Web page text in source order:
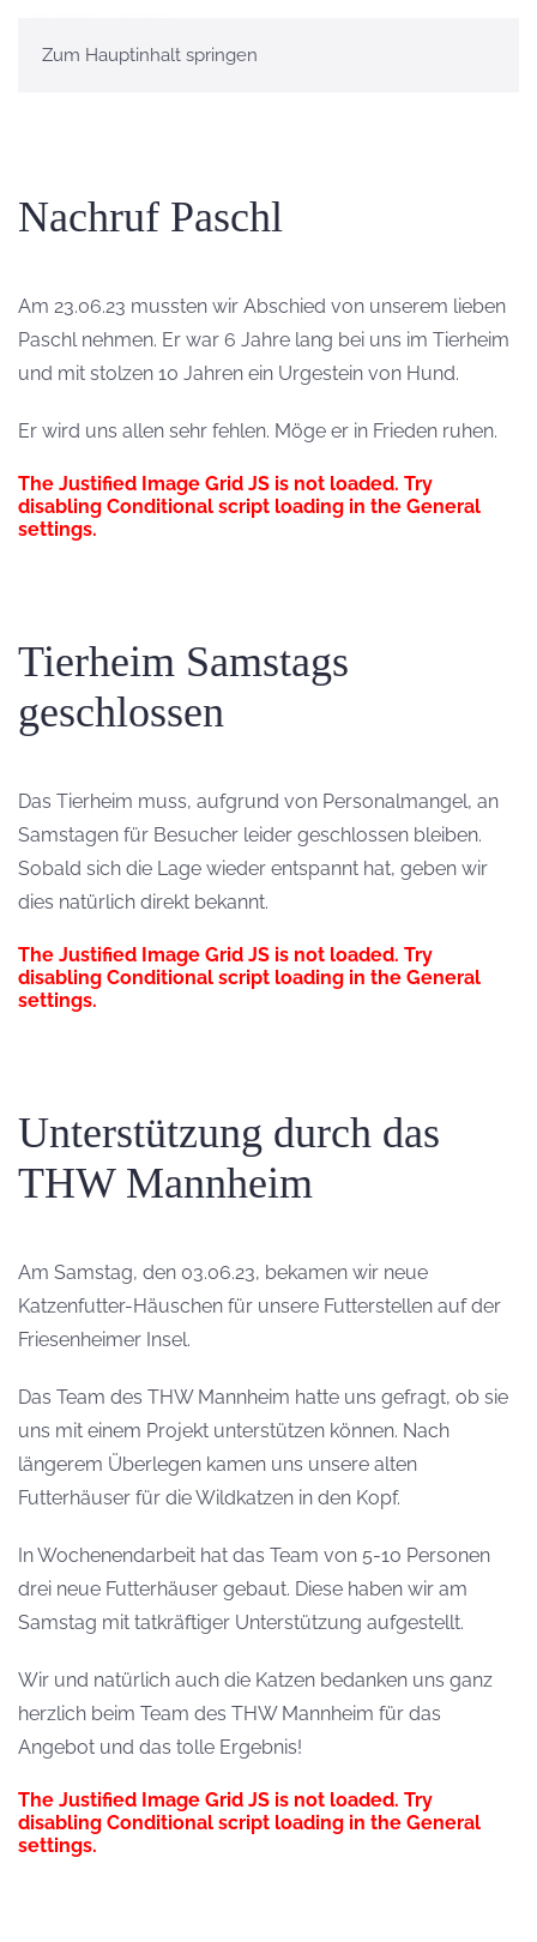
Zum Hauptinhalt springen
Nachruf Paschl
Am 23.06.23 mussten wir Abschied von unserem lieben
Paschl nehmen. Er war 6 Jahre lang bei uns im Tierheim
und mit stolzen 10 Jahren ein Urgestein von Hund.
Er wird uns allen sehr fehlen. Möge er in Frieden ruhen.
The Justified Image Grid JS is not loaded. Try
disabling Conditional script loading in the General
settings.
Tierheim Samstags
geschlossen
Das Tierheim muss, aufgrund von Personalmangel, an
Samstagen für Besucher leider geschlossen bleiben.
Sobald sich die Lage wieder entspannt hat, geben wir
dies natürlich direkt bekannt.
The Justified Image Grid JS is not loaded. Try
disabling Conditional script loading in the General
settings.
Unterstützung durch das
THW Mannheim
Am Samstag, den 03.06.23, bekamen wir neue
Katzenfutter-Häuschen für unsere Futterstellen auf der
Friesenheimer Insel.
Das Team des THW Mannheim hatte uns gefragt, ob sie
uns mit einem Projekt unterstützen können. Nach
längerem Überlegen kamen uns unsere alten
Futterhäuser für die Wildkatzen in den Kopf.
In Wochenendarbeit hat das Team von 5-10 Personen
drei neue Futterhäuser gebaut. Diese haben wir am
Samstag mit tatkräftiger Unterstützung aufgestellt.
Wir und natürlich auch die Katzen bedanken uns ganz
herzlich beim Team des THW Mannheim für das
Angebot und das tolle Ergebnis!
The Justified Image Grid JS is not loaded. Try
disabling Conditional script loading in the General
settings.